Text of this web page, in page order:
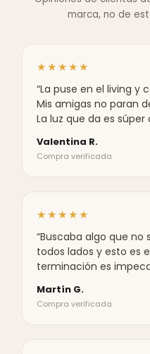
marca, no de
★★★★★
“La puse en el living y
Mis amigas no paran
La luz que da es súper
Valentina R.
Compra verificada
★★★★★
“Buscaba algo que
todos lados y esto es
terminación es
Martín G.
Compra verificada